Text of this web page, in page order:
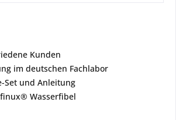
Kunden
im deutschen Fachlabor
Set und Anleitung
Wasserfibel